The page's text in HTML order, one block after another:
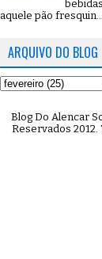
aquele pão fresquin...
ARQUIVO DO BLOG
Blog Do Alencar
Reservados 2012.